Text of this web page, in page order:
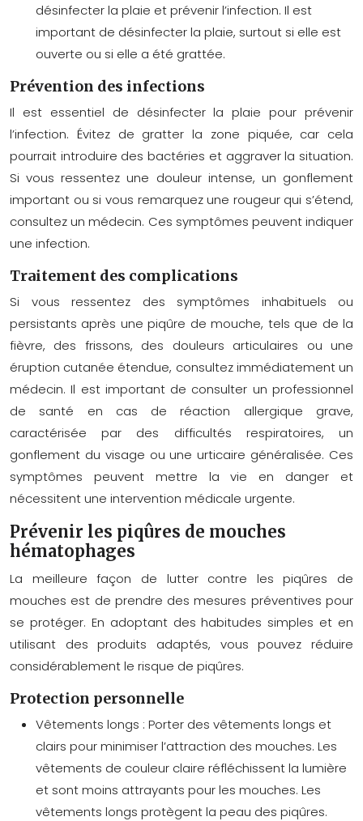
désinfecter la plaie et prévenir l’infection. Il est
important de désinfecter la plaie, surtout si elle est
ouverte ou si elle a été grattée.
Prévention des infections
Il est essentiel de désinfecter la plaie pour prévenir
l’infection. Évitez de gratter la zone piquée, car cela
pourrait introduire des bactéries et aggraver la situation.
Si vous ressentez une douleur intense, un gonflement
important ou si vous remarquez une rougeur qui s’étend,
consultez un médecin. Ces symptômes peuvent indiquer
une infection.
Traitement des complications
Si vous ressentez des symptômes inhabituels ou
persistants après une piqûre de mouche, tels que de la
fièvre, des frissons, des douleurs articulaires ou une
éruption cutanée étendue, consultez immédiatement un
médecin. Il est important de consulter un professionnel
de santé en cas de réaction allergique grave,
caractérisée par des difficultés respiratoires, un
gonflement du visage ou une urticaire généralisée. Ces
symptômes peuvent mettre la vie en danger et
nécessitent une intervention médicale urgente.
Prévenir les piqûres de mouches
hématophages
La meilleure façon de lutter contre les piqûres de
mouches est de prendre des mesures préventives pour
se protéger. En adoptant des habitudes simples et en
utilisant des produits adaptés, vous pouvez réduire
considérablement le risque de piqûres.
Protection personnelle
Vêtements longs : Porter des vêtements longs et
clairs pour minimiser l’attraction des mouches. Les
vêtements de couleur claire réfléchissent la lumière
et sont moins attrayants pour les mouches. Les
vêtements longs protègent la peau des piqûres.